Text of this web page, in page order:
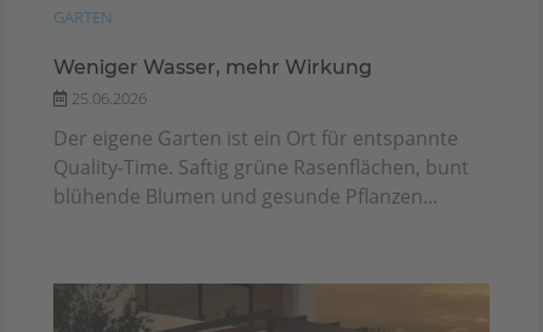
GARTEN
Weniger Wasser, mehr Wirkung
25.06.2026
Der eigene Garten ist ein Ort für entspannte
Quality-Time. Saftig grüne Rasenflächen, bunt
blühende Blumen und gesunde Pflanzen...